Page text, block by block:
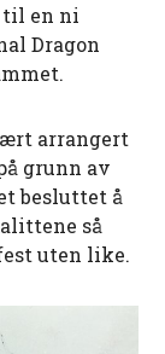
til en ni
Dragon
arrangert
grunn av
besluttet å
så
uten like.